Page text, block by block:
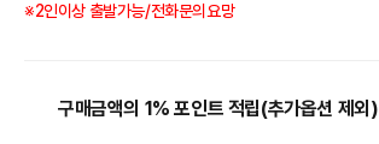
※2인이상 출발가능/전화문의요망
구매금액의 1% 포인트 적립(추가옵션 제외)